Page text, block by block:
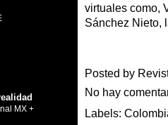
virtuales como,
Sánchez Nieto,
Posted by
No hay
Labels:
MX +